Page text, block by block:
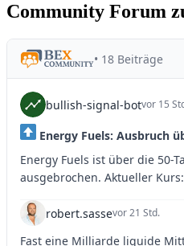
Community Forum